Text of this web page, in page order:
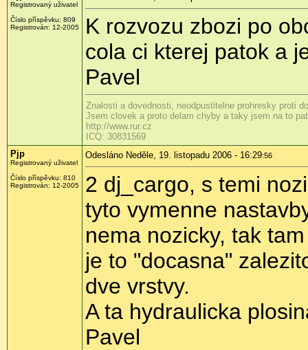
Registrovaný uživatel
Číslo příspěvku: 809
Registrován: 12-2005
K rozvozu zbozi po
cola ci kterej patok a
Pavel
Znalosti a dovednosti, neodpustitelne prohresky proti
Jsem clovek a proto delam chyby a taky jsem na to
http://www.rur.cz
ICQ: 30831569
Pjp
Registrovaný uživatel
Číslo příspěvku: 810
Registrován: 12-2005
Odesláno Neděle, 19. listopadu 2006 - 16:29:56
2 dj_cargo, s temi
tyto vymenne
nema nozicky, tak
je to "docasna"
dve vrstvy.
A ta hydraulicka
Pavel